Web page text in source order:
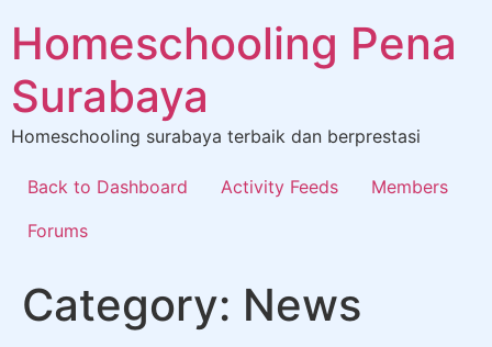
Homeschooling Pena
Surabaya
Homeschooling surabaya terbaik dan berprestasi
Back to Dashboard Activity Feeds
Members
Forums
Category: News